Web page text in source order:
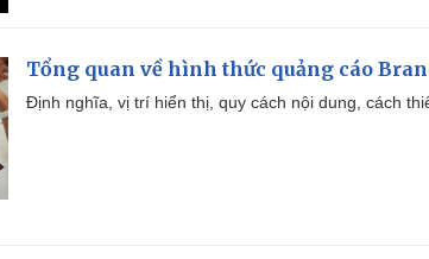
Tổng quan về hình thức quảng cáo
Định nghĩa, vị trí hiển thị, quy cách nội dung, cách